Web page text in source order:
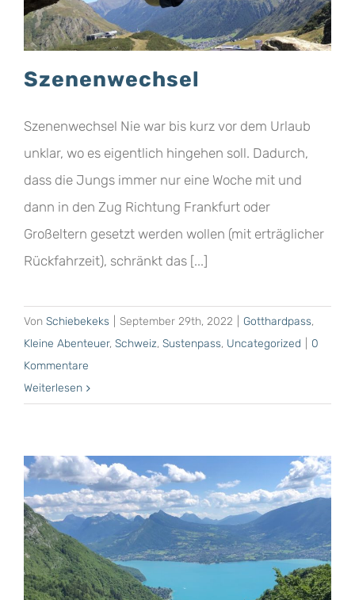
Szenenwechsel
Szenenwechsel Nie war bis kurz vor dem Urlaub
unklar, wo es eigentlich hingehen soll. Dadurch,
dass die Jungs immer nur eine Woche mit und
dann in den Zug Richtung Frankfurt oder
Großeltern gesetzt werden wollen (mit erträglicher
Rückfahrzeit), schränkt das [...]
Von Schiebekeks September 29th, 2022 Gotthardpass,
Kleine Abenteuer, Schweiz, Sustenpass, Uncategorized
0
Kommentare
Weiterlesen